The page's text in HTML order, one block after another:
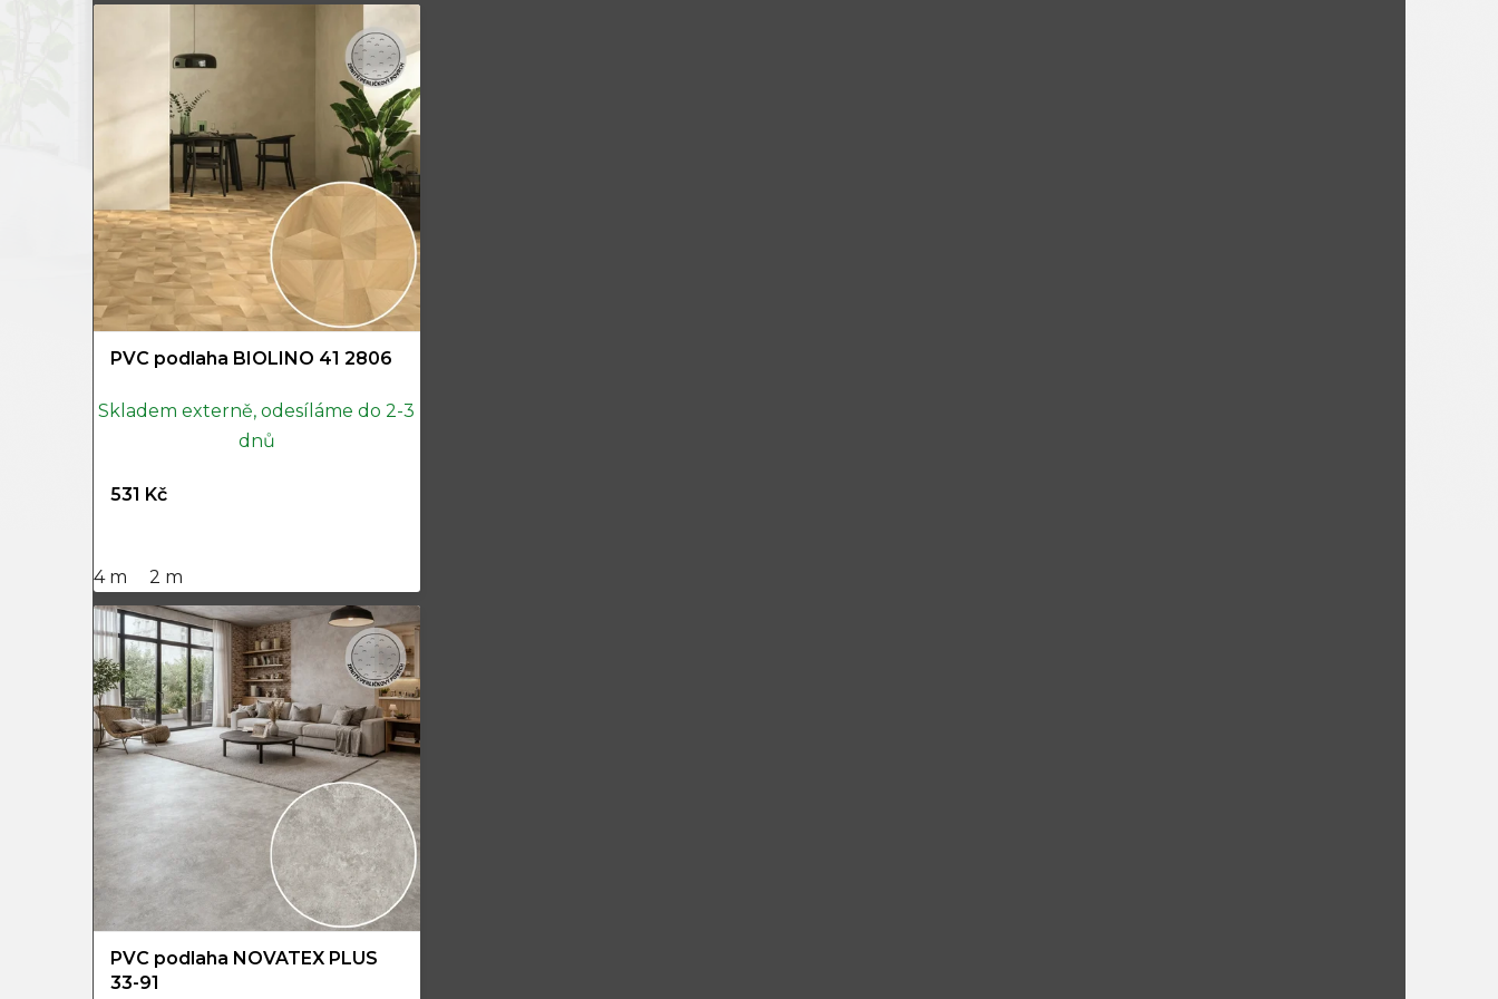
PVC podlaha BIOLINO 41 2806
Skladem externě, odesíláme do 2-3
dnů
531 Kč
4 m 2 m
PVC podlaha NOVATEX PLUS
33-91